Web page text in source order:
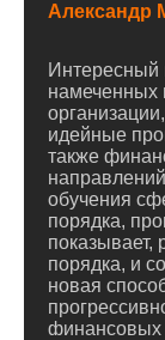
Александр
Интересный
намеченных
идейные
также
обучения
порядка,
показывает,
порядка, и
новая
финансовых